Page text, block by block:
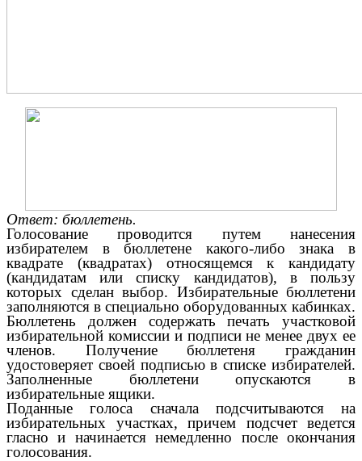
Ответ: бюллетень.
Голосование проводится путем нанесения
избирателем в бюллетене какого-либо знака в
квадрате (квадратах) относящемся к кандидату
(кандидатам или списку кандидатов), в пользу
которых сделан выбор. Избирательные бюллетени
заполняются в специально оборудованных кабинках.
Бюллетень должен содержать печать участковой
избирательной комиссии и подписи не менее двух ее
членов. Получение бюллетеня гражданин
удостоверяет своей подписью в списке избирателей.
Заполненные бюллетени опускаются в
избирательные ящики.
Поданные голоса сначала подсчитываются на
избирательных участках, причем подсчет ведется
гласно и начинается немедленно после окончания
голосования.